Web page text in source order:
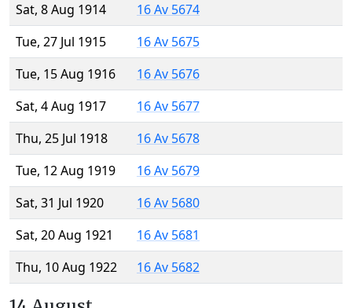
Sat, 8 Aug 1914
16 Av 5674
Tue, 27 Jul 1915
16 Av 5675
Tue, 15 Aug 1916
16 Av 5676
Sat, 4 Aug 1917
16 Av 5677
Thu, 25 Jul 1918
16 Av 5678
Tue, 12 Aug 1919
16 Av 5679
Sat, 31 Jul 1920
16 Av 5680
Sat, 20 Aug 1921
16 Av 5681
Thu, 10 Aug 1922
16 Av 5682